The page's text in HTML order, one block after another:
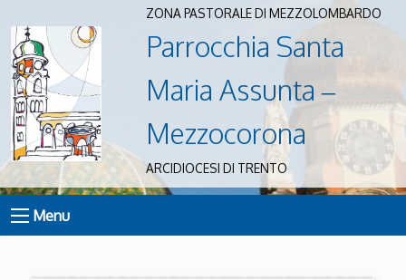
ZONA PASTORALE DI MEZZOLOMBARDO
Parrocchia Santa
Maria Assunta –
Mezzocorona
ARCIDIOCESI DI TRENTO
Menu